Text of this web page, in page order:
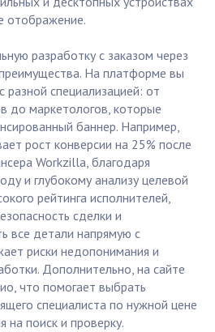
отображение.
разработку с заказом через
На платформе вы
разной специализацией: от
до маркетологов, которые
баннер. Например,
рост конверсии на 25% после
Workzilla, благодаря
и глубокому анализу целевой
рейтинга исполнителей,
сделки и
все детали напрямую с
риски недопонимания и
Дополнительно, на сайте
что помогает выбрать
специалиста по нужной цене
на поиск и проверку.